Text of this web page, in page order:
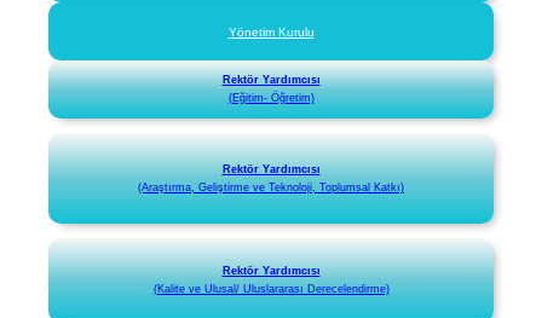
Yönetim Kurulu
Rektör Yardımcısı
(Eğitim- Öğretim)
Rektör Yardımcısı
(Araştırma, Geliştirme ve Teknoloji, Toplumsal Katkı)
Rektör Yardımcısı
(Kalite ve Ulusal/ Uluslararası Derecelendirme)